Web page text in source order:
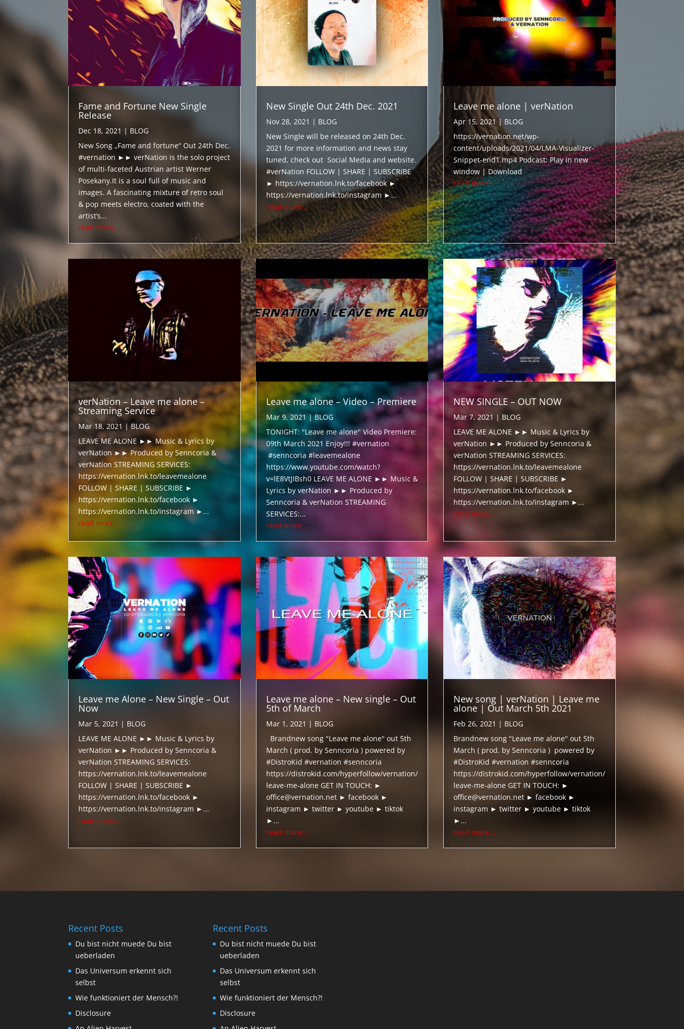
Fame and Fortune New Single
Release
Dec 18, 2021 | BLOG
New Song „Fame and fortune“ Out 24th Dec.
#vernation ►► verNation is the solo project
of multi-faceted Austrian artist Werner
Posekany.It is a soul full of music and
images. A fascinating mixture of retro soul
& pop meets electro, coated with the
artist’s...
read more...
New Single Out 24th Dec. 2021
Nov 28, 2021 | BLOG
New Single will be released on 24th Dec.
2021 for more information and news stay
tuned, check out Social Media and website.
#verNation FOLLOW | SHARE | SUBSCRIBE
► https://vernation.lnk.to/facebook ►
https://vernation.lnk.to/instagram ►...
read more...
Leave me alone | verNation
Apr 15, 2021| BLOG
https://vernation.net/wp-
content/uploads/2021/04/LMA-Visualizer-
Snippet-end1.mp4 Podcast: Play in new
window | Download
read more...
verNation – Leave me alone –
Streaming Service
Mar 18, 2021 |BLOG
LEAVE ME ALONE ►► Music & Lyrics by
verNation ►► Produced by Senncoria &
verNation STREAMING SERVICES:
https://vernation.lnk.to/leavemealone
FOLLOW | SHARE | SUBSCRIBE ►
https://vernation.lnk.to/facebook ►
https://vernation.lnk.to/instagram ►...
read more...
Leave me alone – Video – Premiere
Mar 9, 2021|BLOG
TONIGHT: "Leave me alone" Video Premiere:
09th March 2021 Enjoy!!! #vernation
#senncoria #leavemealone
https://www.youtube.com/watch?
v=lE8VtJIBsh0 LEAVE ME ALONE ►► Music &
Lyrics by verNation ►► Produced by
Senncoria & verNation STREAMING
SERVICES:...
read more...
NEW SINGLE – OUT NOW
Mar 7, 2021 | BLOG
LEAVE ME ALONE ►► Music & Lyrics by
verNation ►► Produced by Senncoria &
verNation STREAMING SERVICES:
https://vernation.lnk.to/leavemealone
FOLLOW | SHARE | SUBSCRIBE ►
https://vernation.lnk.to/facebook ►
https://vernation.lnk.to/instagram ►...
read more...
Leave me Alone – New Single – Out
Now
Mar 5, 2021 | BLOG
LEAVE ME ALONE ►► Music & Lyrics by
verNation ►► Produced by Senncoria &
verNation STREAMING SERVICES:
https://vernation.lnk.to/leavemealone
FOLLOW | SHARE | SUBSCRIBE ►
https://vernation.lnk.to/facebook ►
https://vernation.lnk.to/instagram ►...
read more...
Leave me alone – New single – Out
5th of March
Mar 1, 2021 | BLOG
Brandnew song "Leave me alone" out 5th
March ( prod. by Senncoria ) powered by
#DistroKid #vernation #senncoria
https://distrokid.com/hyperfollow/vernation/
leave-me-alone GET IN TOUCH: ►
office@vernation.net ► facebook ►
instagram ► twitter ► youtube ► tiktok
►...
read more...
New song | verNation | Leave me
alone | Out March 5th 2021
Feb 26, 2021 | BLOG
Brandnew song "Leave me alone" out 5th
March ( prod. by Senncoria ) powered by
#DistroKid #vernation #senncoria
https://distrokid.com/hyperfollow/vernation/
leave-me-alone GET IN TOUCH: ►
office@vernation.net ► facebook ►
instagram ► twitter ► youtube ► tiktok
►...
read more...
Recent Posts
Du bist nicht muede Du bist
ueberladen
Das Universum erkennt sich
selbst
Wie funktioniert der Mensch?!
Disclosure
Recent Posts
Du bist nicht muede Du bist
ueberladen
Das Universum erkennt sich
selbst
Wie funktioniert der Mensch?!
Disclosure